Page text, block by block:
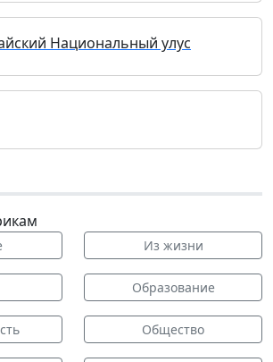
Национальный улус
Из жизни
Образование
Общество